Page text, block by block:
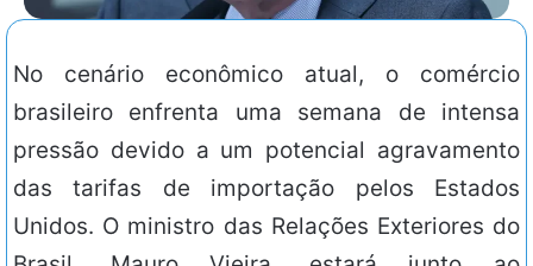
No cenário econômico atual, o comércio
brasileiro enfrenta uma semana de intensa
pressão devido a um potencial agravamento
das tarifas de importação pelos Estados
Unidos. O ministro das Relações Exteriores do